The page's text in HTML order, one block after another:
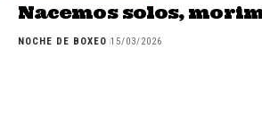
Nacemos solos,
NOCHE DE BOXEO 15/03/2026